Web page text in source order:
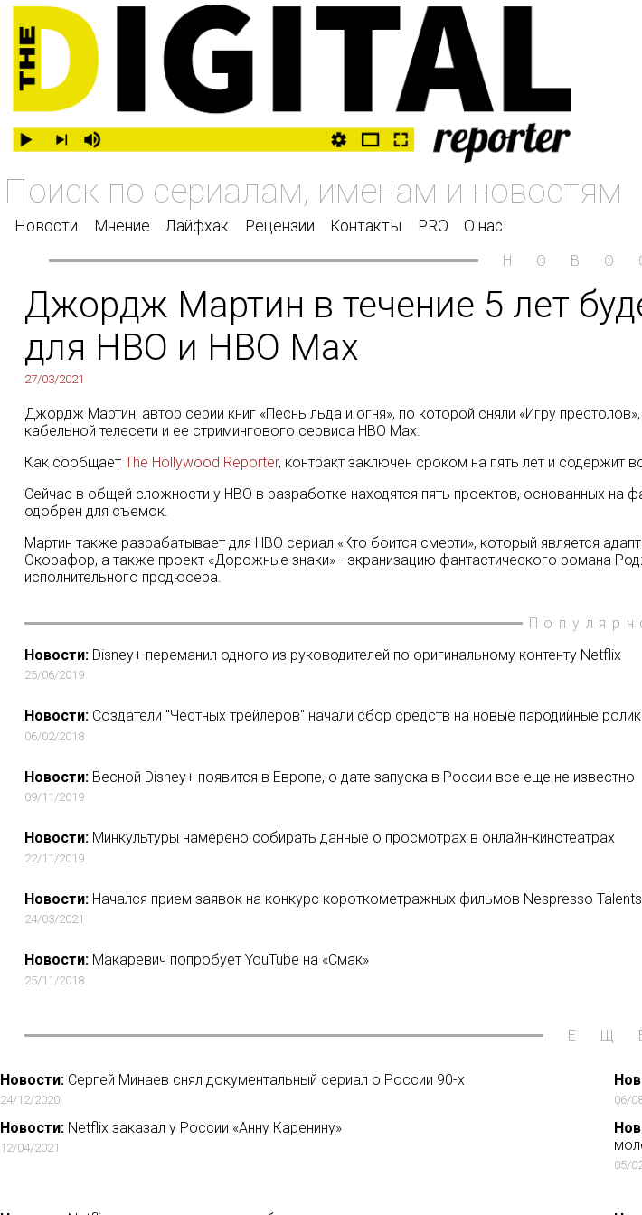
Новости Мнение Лайфхак Рецензии Контакты PRO О нас
Джордж Мартин в течение 5 лет
для HBO и HBO Max
27/03/2021
Джордж Мартин, автор серии книг «Песнь льда и огня», по которой сняли «Игру
кабельной телесети и ее стримингового сервиса HBO Max.
Как сообщает The Hollywood Reporter, контракт заключен сроком на пять лет и содержит
Сейчас в общей сложности у HBO в разработке находятся пять проектов, основанных
одобрен для съемок.
Мартин также разрабатывает для HBO сериал «Кто боится смерти», который является
Окорафор, а также проект «Дорожные знаки» - экранизацию фантастического романа
исполнительного продюсера.
Новости:Disney+ переманил одного из руководителей по оригинальному контенту Netflix
25/06/2019
Новости:Создатели "Честных трейлеров" начали сбор средств на новые пародийные
06/02/2018
Новости:Весной Disney+ появится в Европе, о дате запуска в России все еще не известно
09/11/2019
Новости:Минкультуры намерено собирать данные о просмотрах в онлайн-кинотеатрах
22/11/2019
Новости:Начался прием заявок на конкурс короткометражных фильмов Nespresso Talents
24/03/2021
Новости:Макаревич попробует YouTube на «Смак»
25/11/2018
Новости: Сергей Минаев снял документальный сериал о России 90-х
24/12/2020 06/
Новости: Netflix заказал у России «Анну Каренину»
12/04/2021
05/